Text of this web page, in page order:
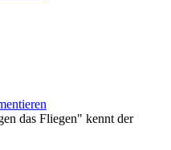
das Fliegen" kennt der